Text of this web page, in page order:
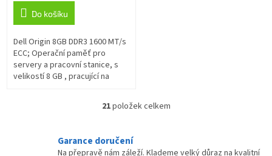
Do košíku
Dell Origin 8GB DDR3 1600 MT/s
ECC; Operační paměť pro
servery a pracovní stanice, s
velikostí 8 GB , pracující na
O
á
21položek celkem
Garance doručení
Na přepravě nám záleží. Klademe velký důraz na kvalitní